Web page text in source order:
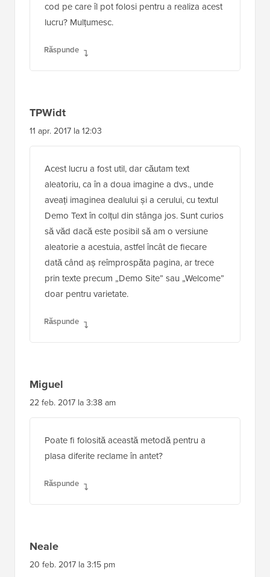
cod pe care îl pot folosi pentru a realiza acest
lucru? Mulțumesc.
Răspunde
TPWidt
11 apr. 2017 la 12:03
Acest lucru a fost util, dar căutam text
aleatoriu, ca în a doua imagine a dvs., unde
aveați imaginea dealului și a cerului, cu textul
Demo Text în colțul din stânga jos. Sunt curios
să văd dacă este posibil să am o versiune
aleatorie a acestuia, astfel încât de fiecare
dată când aș reîmprospăta pagina, ar trece
prin texte precum „Demo Site” sau „Welcome”
doar pentru varietate.
Răspunde
Miguel
22 feb. 2017 la 3:38 am
Poate fi folosită această metodă pentru a
plasa diferite reclame în antet?
Răspunde
Neale
20 feb. 2017 la 3:15 pm